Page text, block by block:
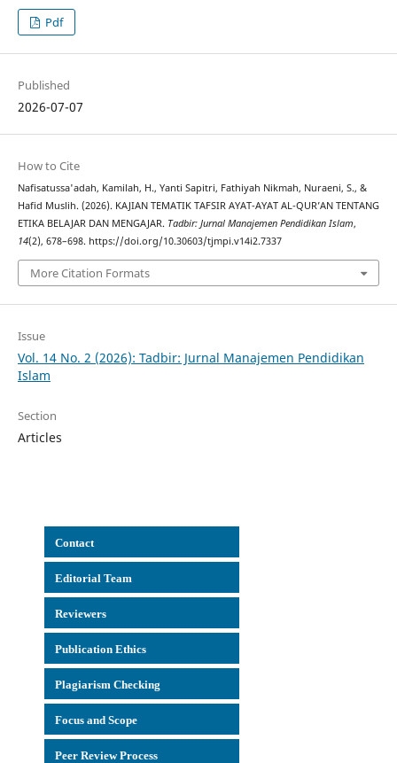
Pdf
Published
2026-07-07
How to Cite
Nafisatussa'adah, Kamilah, H., Yanti Sapitri, Fathiyah Nikmah, Nuraeni, S., &
Hafid Muslih. (2026). KAJIAN TEMATIK TAFSIR AYAT-AYAT AL-QUR’AN TENTANG
ETIKA BELAJAR DAN MENGAJAR. Tadbir: Jurnal Manajemen Pendidikan Islam,
14(2), 678–698. https://doi.org/10.30603/tjmpi.v14i2.7337
More Citation Formats
Issue
Vol. 14 No. 2 (2026): Tadbir: Jurnal Manajemen Pendidikan
Islam
Section
Articles
Contact
Editorial Team
Reviewers
Publication Ethics
Plagiarism Checking
Focus and Scope
Peer Review Process